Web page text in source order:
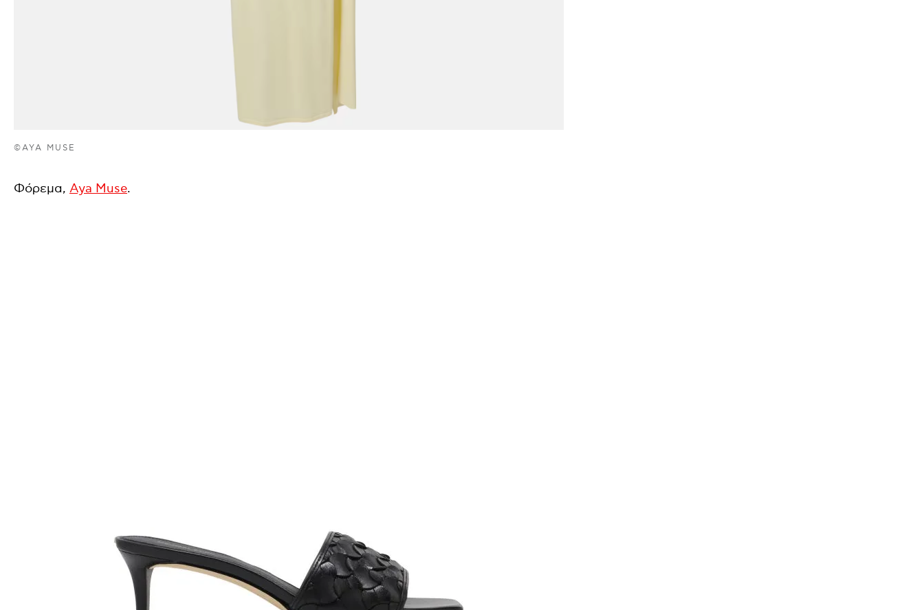
©AYA MUSE
Φόρεμα, Aya Muse.